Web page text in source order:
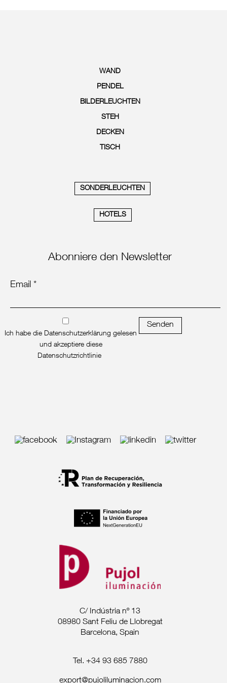
WAND
PENDEL
BILDERLEUCHTEN
STEH
DECKEN
TISCH
SONDERLEUCHTEN
HOTELS
Abonniere den Newsletter
Email *
Ich habe die Datenschutzerklärung gelesen
und akzeptiere diese
Datenschutzrichtlinie
Senden
C/ Indústria nº 13
08980 Sant Feliu de Llobregat
Barcelona, Spain
Tel. +34 93 685 7880
export@pujoliluminacion.com